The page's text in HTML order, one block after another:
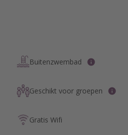
Buitenzwembad
Geschikt voor groepen
Gratis Wifi